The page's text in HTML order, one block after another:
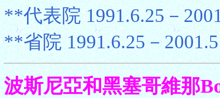
**代表院 1991.6.25－
**省院 1991.6.25－2001.5
波斯尼亞和黑塞哥維那